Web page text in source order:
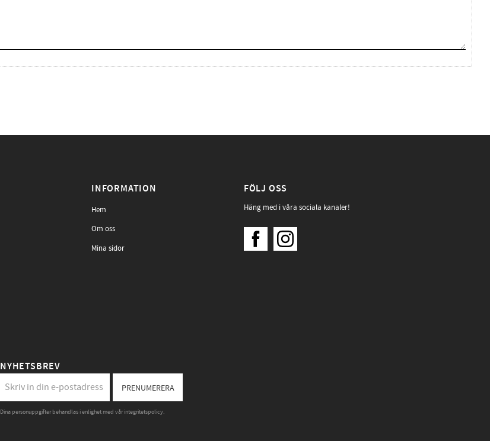
INFORMATION
Hem
Om oss
Mina sidor
FÖLJ OSS
Häng med i våra sociala kanaler!
NYHETSBREV
PRENUMERERA
Dina personuppgifter behandlas i enlighet med vårintegritetspolicy.